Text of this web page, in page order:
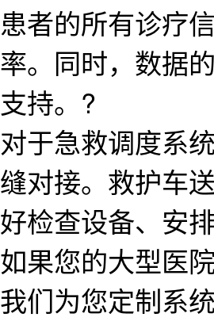
患者的所有诊疗
率。同时，数据
支持。?
对于急救调度系
缝对接。救护车
好检查设备、安
如果您的大型医
我们为您定制系